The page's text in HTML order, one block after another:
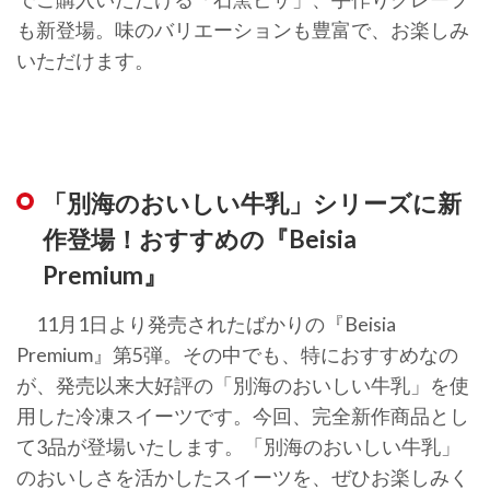
も新登場。味のバリエーションも豊富で、お楽しみ
いただけます。
「別海のおいしい牛乳」シリーズに新
作登場！おすすめの『Beisia
Premium』
11月1日より発売されたばかりの『Beisia
Premium』第5弾。その中でも、特におすすめなの
が、発売以来大好評の「別海のおいしい牛乳」を使
用した冷凍スイーツです。今回、完全新作商品とし
て3品が登場いたします。「別海のおいしい牛乳」
のおいしさを活かしたスイーツを、ぜひお楽しみく